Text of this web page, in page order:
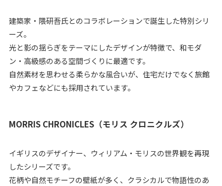
建築家・隈研吾氏とのコラボレーションで誕生した特別シリ
ーズ。
光と影の揺らぎをテーマにしたデザインが特徴で、和モダ
ン・高級感のある空間づくりに最適です。
自然素材を思わせる柔らかな風合いが、住宅だけでなく旅館
やカフェなどにも採用されています。
MORRIS CHRONICLES（モリス クロニクルズ）
イギリスのデザイナー、ウィリアム・モリスの世界観を再現
したシリーズです。
花柄や自然モチーフの壁紙が多く、クラシカルで物語性のあ